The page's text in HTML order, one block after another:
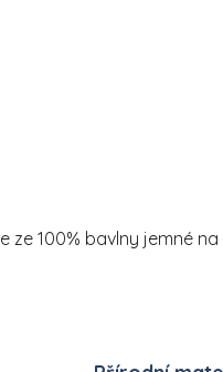
ze 100% bavlny jemné